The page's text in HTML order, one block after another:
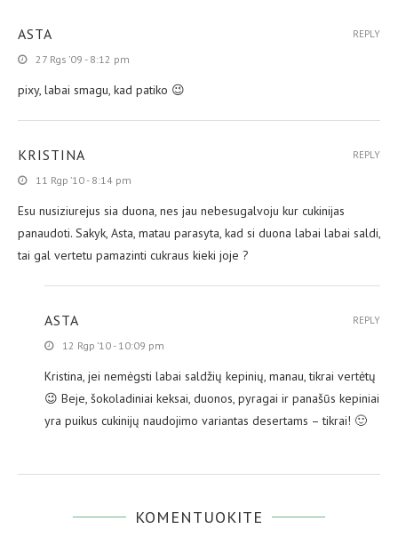
ASTA
27 Rgs ’09 - 8:12 pm
pixy, labai smagu, kad patiko 😉
REPLY
KRISTINA
11 Rgp ’10 - 8:14 pm
Esu nusiziurejus sia duona, nes jau nebesugalvoju kur cukinijas
panaudoti. Sakyk, Asta, matau parasyta, kad si duona labai labai saldi,
tai gal vertetu pamazinti cukraus kieki joje ?
REPLY
ASTA
12 Rgp ’10 - 10:09 pm
Kristina, jei nemėgsti labai saldžių kepinių, manau, tikrai vertėtų
😉 Beje, šokoladiniai keksai, duonos, pyragai ir panašūs kepiniai
yra puikus cukinijų naudojimo variantas desertams – tikrai! 🙂
REPLY
KOMENTUOKITE